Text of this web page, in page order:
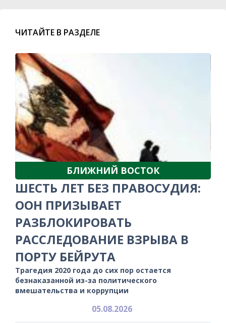
ЧИТАЙТЕ В РАЗДЕЛЕ
БЛИЖНИЙ ВОСТОК
ШЕСТЬ ЛЕТ БЕЗ ПРАВОСУДИЯ:
ООН ПРИЗЫВАЕТ
РАЗБЛОКИРОВАТЬ
РАССЛЕДОВАНИЕ ВЗРЫВА В
ПОРТУ БЕЙРУТА
Трагедия 2020 года до сих пор остается
безнаказанной из-за политического
вмешательства и коррупции
05.08.2026